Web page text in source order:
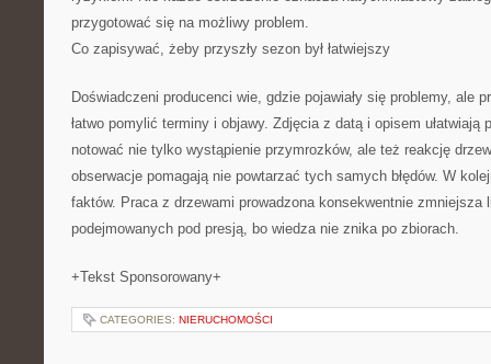
przygotować się na możliwy problem.
Co zapisywać, żeby przyszły sezon był łatwiejszy
Doświadczeni producenci wie, gdzie pojawiały się problemy, ale
łatwo pomylić terminy i objawy. Zdjęcia z datą i opisem ułatwiają
notować nie tylko wystąpienie przymrozków, ale też reakcję
obserwacje pomagają nie powtarzać tych samych błędów. W
faktów. Praca z drzewami prowadzona konsekwentnie zmniejsza
podejmowanych pod presją, bo wiedza nie znika po zbiorach.
+Tekst Sponsorowany+
CATEGORIES: NIERUCHOMOŚCI